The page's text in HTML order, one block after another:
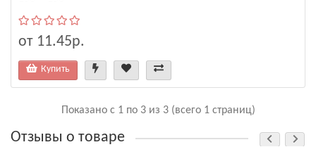
от 11.45р.
Купить
Показано с 1 по 3 из 3 (всего 1 страниц)
Отзывы о товаре